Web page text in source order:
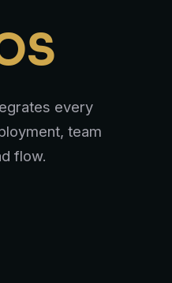
every
team
flow.